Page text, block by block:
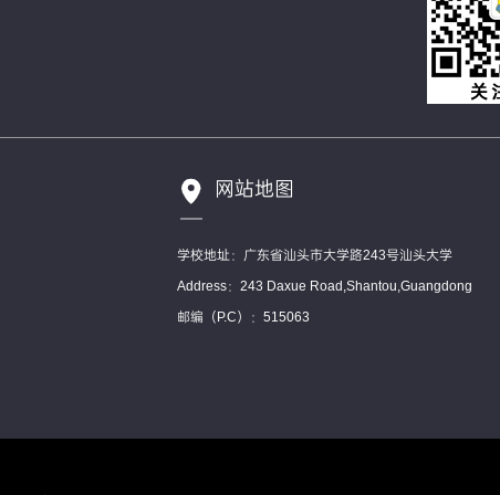
网站地图
学校地址：广东省汕头市大学路243号汕头大学
Address：243 Daxue Road,Shantou,Guangdong
邮编（P.C）：515063